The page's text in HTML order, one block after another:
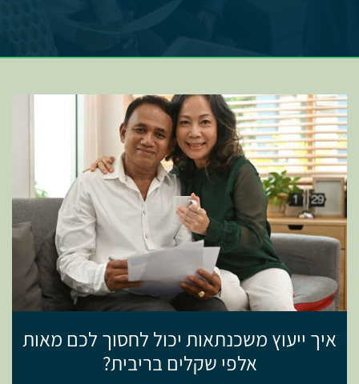
איך ייעוץ משכנתאות יכול לחסוך לכם מאות
אלפי שקלים בריבית?